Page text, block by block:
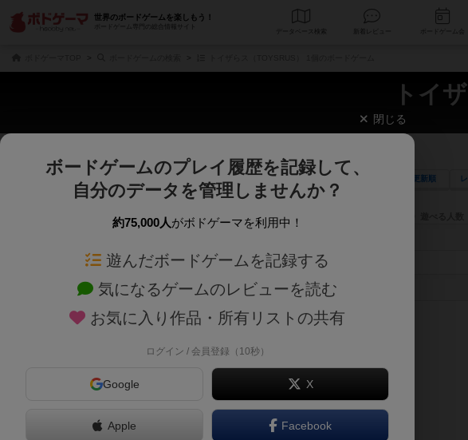
世界のボードゲームを楽しもう！
ボードゲーム専門の総合情報サイト
データベース
トイ
じっくり表示 更新順
商品名、商品説明文、デザイナー名、テーマ名、メカニクス名を対象にフリーワード検索ができます。
ゲームデザイナー名を指定して検索できます。
ゲームデザイナー
対象年齢を指定します。 世界観や登場人物などモチーフ・ストーリ
テーマ/フレーバー
閉じる
ボードゲームのプレイ履歴を記録して、
自分のデータを管理しませんか？
約75,000人がボドゲーマを利用中！
遊んだボードゲームを記録する
気になるゲームのレビューを読む
お気に入り作品・所有リストの共有
ログイン / 会員登録（10秒）
Google X
Apple Facebook